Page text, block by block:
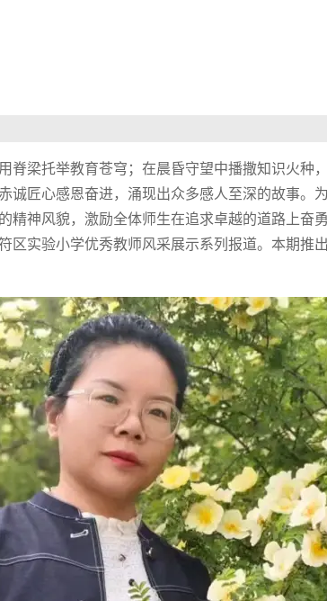
脊梁托举教育苍穹；在晨昏守望中播撒知识火种
诚匠心感恩奋进，涌现出众多感人至深的故事。
精神风貌，激励全体师生在追求卓越的道路上奋
区实验小学优秀教师风采展示系列报道。本期推